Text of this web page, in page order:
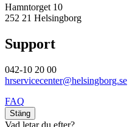
Hamntorget 10
252 21 Helsingborg
Support
042-10 20 00
hrservicecenter@helsingborg.se
FAQ
Stäng
Vad letar du efter?